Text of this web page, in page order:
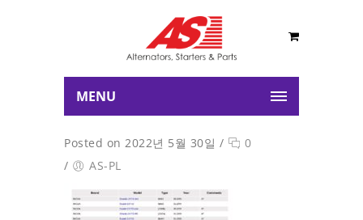
MENU
Posted on 2022년 5월 30일 /
0
/
AS-PL